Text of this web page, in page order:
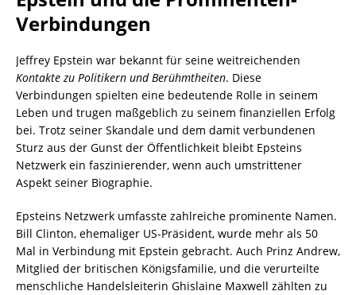
Verbindungen
Jeffrey Epstein war bekannt für seine weitreichenden
Kontakte zu Politikern und Berühmtheiten. Diese
Verbindungen spielten eine bedeutende Rolle in seinem
Leben und trugen maßgeblich zu seinem finanziellen Erfolg
bei. Trotz seiner Skandale und dem damit verbundenen
Sturz aus der Gunst der Öffentlichkeit bleibt Epsteins
Netzwerk ein faszinierender, wenn auch umstrittener
Aspekt seiner Biographie.
Epsteins Netzwerk umfasste zahlreiche prominente Namen.
Bill Clinton, ehemaliger US-Präsident, wurde mehr als 50
Mal in Verbindung mit Epstein gebracht. Auch Prinz Andrew,
Mitglied der britischen Königsfamilie, und die verurteilte
menschliche Handelsleiterin Ghislaine Maxwell zählten zu